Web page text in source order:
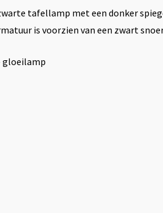
tafellamp met een donker
is voorzien van een zwart
gloeilamp